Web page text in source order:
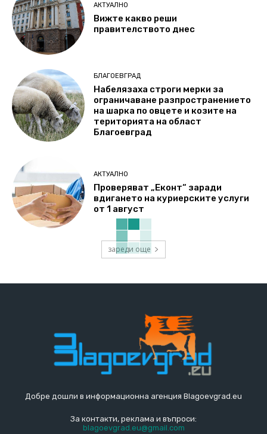
АКТУАЛНО
Вижте какво реши
правителството днес
БЛАГОЕВГРАД
Набелязаха строги мерки за
ограничаване разпространението
на шарка по овцете и козите на
територията на област
Благоевград
АКТУАЛНО
Проверяват „Еконт“ заради
вдигането на куриерските услуги
от 1 август
зареди още
Добре дошли в информационна агенция Blagoevgrad.eu
За контакти, реклама и въпроси:
blagoevgrad.eu@gmail.com